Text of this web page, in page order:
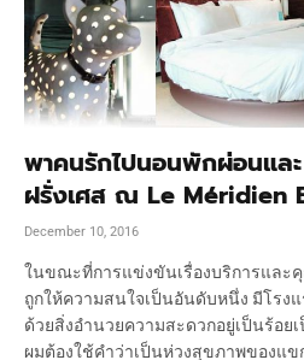
พาคนรักไปนอนพักผ่อนแล
ฝรั่งเศส ณ Le Méridien
December 10, 2016
ในขณะที่การแข่งขันเรื่องบริการและ
ถูกให้ความสนใจเป็นอันดับหนึ่ง มีโรง
ด้วยสิ่งอำนวยความสะดวกอยู่เป็นร้อย
ผมต้องใช้คำว่าเป็นห่วงสุขภาพของแ